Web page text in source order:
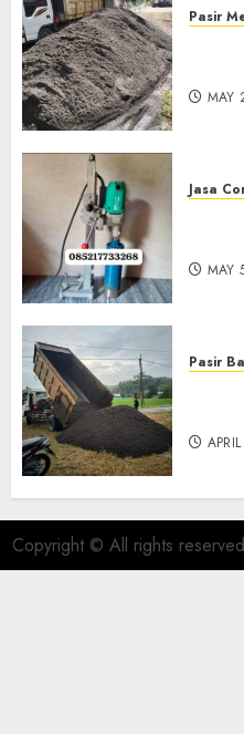
Pasir
MAY
Jasa
MAY
Pasir
Copyright © All rights